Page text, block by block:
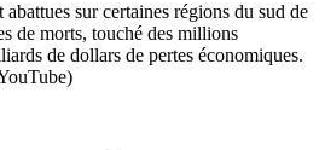
sur certaines régions du sud de
de morts, touché des millions
de dollars de pertes économiques.